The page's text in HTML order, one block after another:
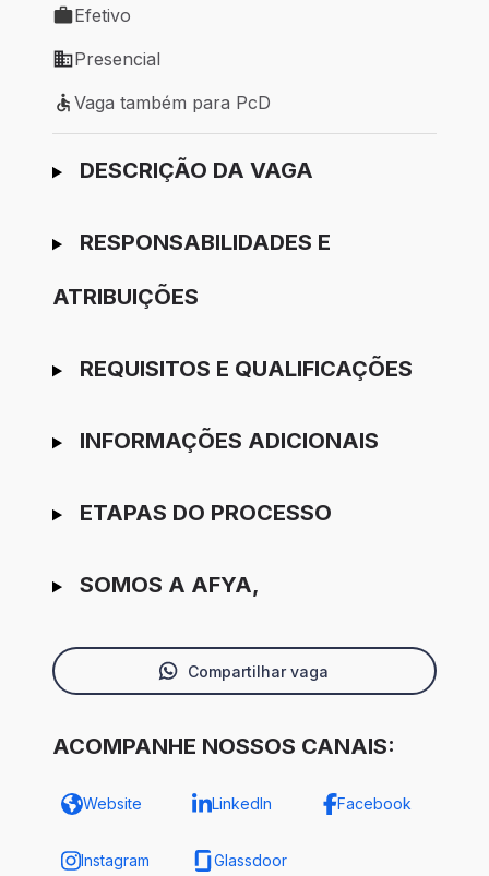
Tipo de vaga: Efetivo
Efetivo
Modelo de trabalho: Presencial
Presencial
Vaga também para PcD
Vaga também para PcD
Ir para candidatura
DESCRIÇÃO DA VAGA
RESPONSABILIDADES E
ATRIBUIÇÕES
REQUISITOS E QUALIFICAÇÕES
INFORMAÇÕES ADICIONAIS
ETAPAS DO PROCESSO
SOMOS A AFYA,
Compartilhar vaga
ACOMPANHE NOSSOS CANAIS:
Website LinkedIn Facebook
Instagram Glassdoor